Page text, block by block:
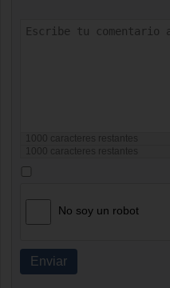
1000
caracteres restantes
1000
caracteres restantes
No soy un robot
Enviar